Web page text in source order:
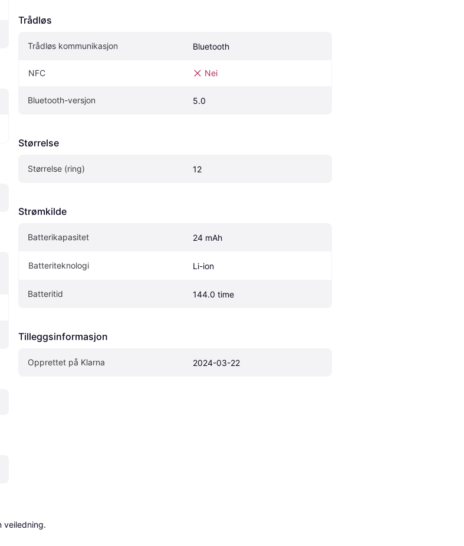
Trådløs
Trådløs kommunikasjon Bluetooth
NFC Nei
Bluetooth-versjon 5.0
Størrelse
Størrelse (ring) 12
Strømkilde
Batterikapasitet 24 mAh
Batteriteknologi Li-ion
Batteritid 144.0 time
Tilleggsinformasjon
Opprettet på Klarna 2024-03-22
veiledning.